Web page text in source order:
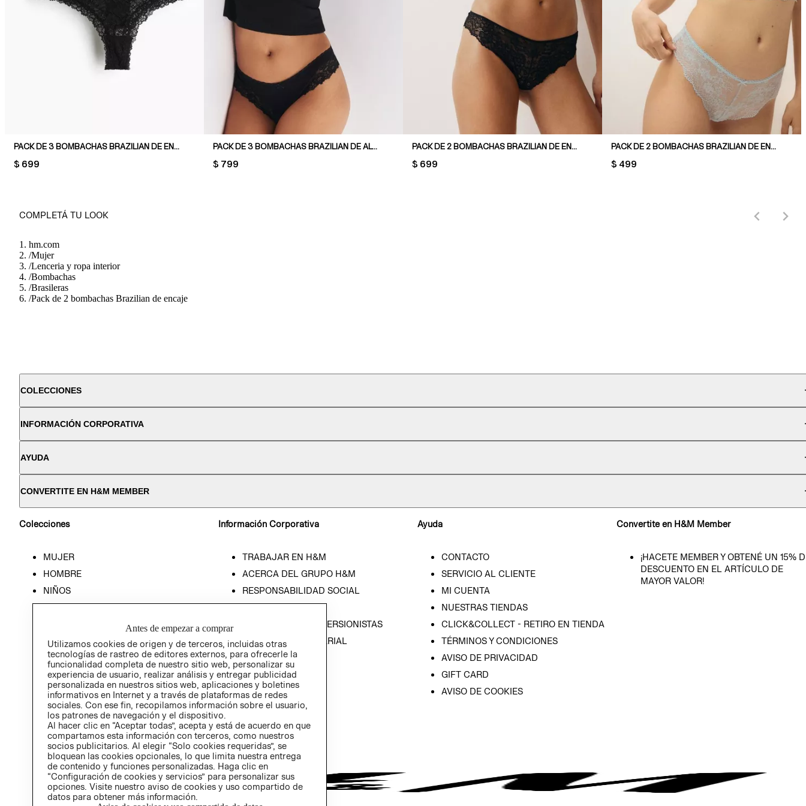
PACK DE 3 BOMBACHAS BRAZILIAN DE ENCAJE
PRICE:
$ 699
PACK DE 3 BOMBACHAS BRAZILIAN DE ALGODÓN Y ENCAJE
PRICE:
$ 799
PACK DE 2 BOMBACHAS BRAZILIAN DE ENCAJE
PRICE:
$ 699
PACK DE 2 BOMBACHAS BRAZILIAN DE ENCAJE
PRICE:
$ 499
COMPLETÁ TU LOOK
hm.com
/Mujer
/Lenceria y ropa interior
/Bombachas
/Brasileras
/Pack de 2 bombachas Brazilian de encaje
COLECCIONES
INFORMACIÓN CORPORATIVA
AYUDA
CONVERTITE EN H&M MEMBER
Colecciones
MUJER
HOMBRE
NIÑOS
HOME
Información Corporativa
TRABAJAR EN H&M
ACERCA DEL GRUPO H&M
RESPONSABILIDAD SOCIAL
PRENSA
RELACIÓN CON INVERSIONISTAS
POLÍTICA EMPRESARIAL
Ayuda
CONTACTO
SERVICIO AL CLIENTE
MI CUENTA
NUESTRAS TIENDAS
CLICK&COLLECT - RETIRO EN TIENDA
TÉRMINOS Y CONDICIONES
AVISO DE PRIVACIDAD
GIFT CARD
AVISO DE COOKIES
Convertite en H&M Member
¡HACETE MEMBER Y OBTENÉ UN 15%
DESCUENTO EN EL ARTÍCULO DE
MAYOR VALOR!
Antes de empezar a comprar
Utilizamos cookies de origen y de terceros, incluidas otras
tecnologías de rastreo de editores externos, para ofrecerle la
funcionalidad completa de nuestro sitio web, personalizar su
experiencia de usuario, realizar análisis y entregar publicidad
personalizada en nuestros sitios web, aplicaciones y boletines
informativos en Internet y a través de plataformas de redes
sociales. Con ese fin, recopilamos información sobre el usuario,
los patrones de navegación y el dispositivo.
Al hacer clic en “Aceptar todas”, acepta y está de acuerdo en que
compartamos esta información con terceros, como nuestros
socios publicitarios. Al elegir “Solo cookies requeridas”, se
bloquean las cookies opcionales, lo que limita nuestra entrega
de contenido y funciones personalizadas. Haga clic en
“Configuración de cookies y servicios” para personalizar sus
opciones. Visite nuestro aviso de cookies y uso compartido de
datos para obtener más información.